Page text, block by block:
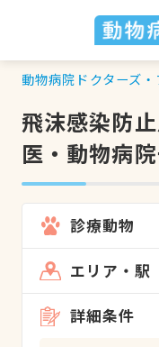
動物病院ドクターズ
飛沫感染防
医・動物病
診療動物
エリア・駅
詳細条件